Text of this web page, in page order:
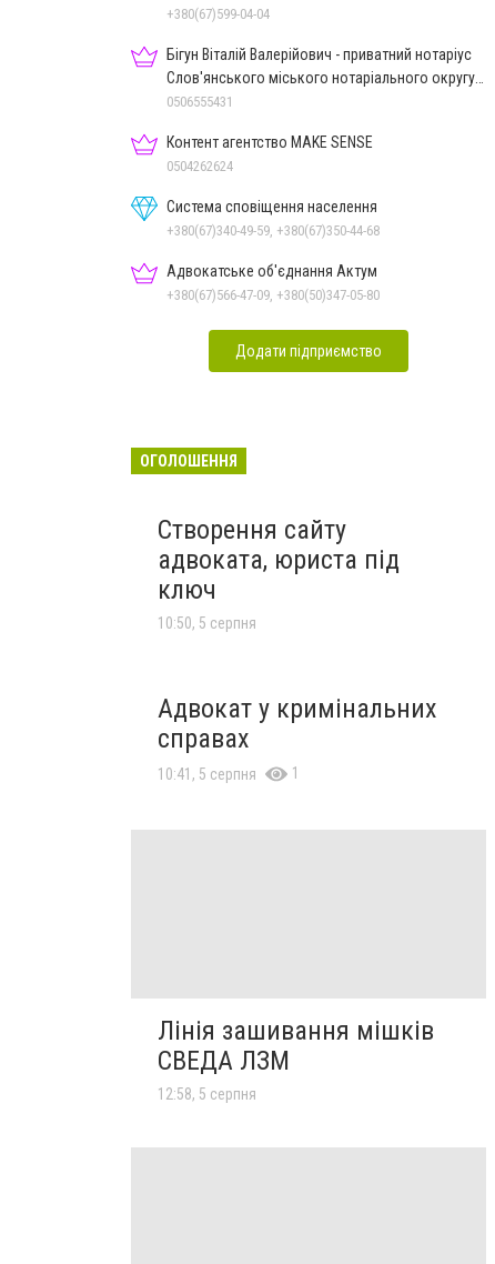
+380(67)599-04-04
Бігун Віталій Валерійович - приватний нотаріус
Слов'янського міського нотаріального округу
Дон.обл.
0506555431
Контент агентство MAKE SENSE
0504262624
Система сповіщення населення
+380(67)340-49-59, +380(67)350-44-68
Адвокатське об'єднання Актум
+380(67)566-47-09, +380(50)347-05-80
Додати підприємство
ОГОЛОШЕННЯ
Створення сайту
адвоката, юриста під
ключ
10:50, 5 серпня
Адвокат у кримінальних
справах
10:41, 5 серпня 1
Лінія зашивання мішків
СВЕДА ЛЗМ
12:58, 5 серпня